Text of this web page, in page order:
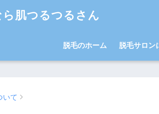
肌つるつるさん
脱毛のホーム 脱毛サロン
いて